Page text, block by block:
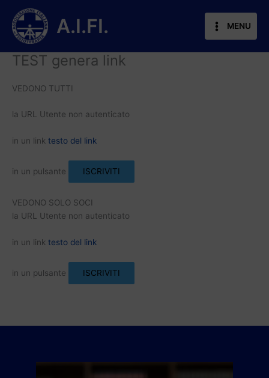
contenuto
A.I.FI. MENU
TEST genera link
VEDONO TUTTI
la URL Utente non autenticato
in un link testo del link
in un pulsante ISCRIVITI
VEDONO SOLO SOCI
la URL Utente non autenticato
in un link testo del link
in un pulsante ISCRIVITI